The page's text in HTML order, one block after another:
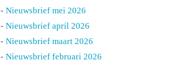
-Nieuwsbrief mei 2026
-Nieuwsbrief april 2026
-Nieuwsbrief maart 2026
-Nieuwsbrief februari 2026